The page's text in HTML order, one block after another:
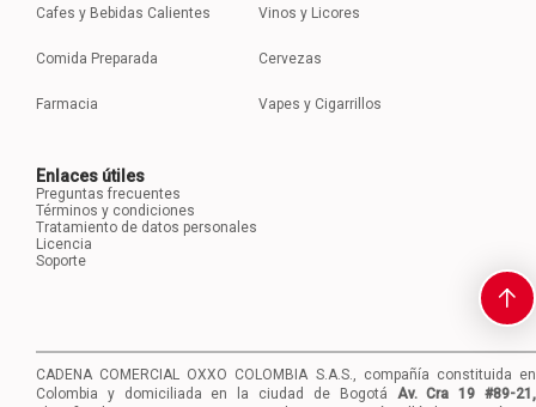
Cafes y Bebidas Calientes
Comida Preparada
Farmacia
Vinos y Licores
Cervezas
Vapes y Cigarrillos
Enlaces útiles
Preguntas frecuentes
Términos y condiciones
Tratamiento de datos personales
Licencia
Soporte
CADENA COMERCIAL OXXO COLOMBIA S.A.S., compañía constituida en
Colombia y domiciliada en la ciudad de Bogotá
Av. Cra 19 #89-21,